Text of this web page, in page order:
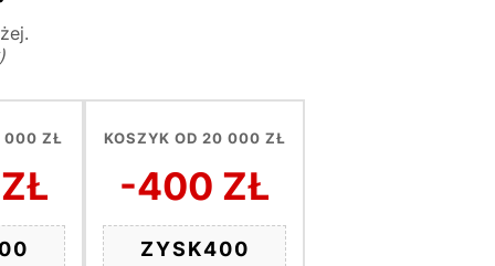
000 ZŁ KOSZYK OD 20 000 ZŁ
-400 ZŁ
ZYSK400